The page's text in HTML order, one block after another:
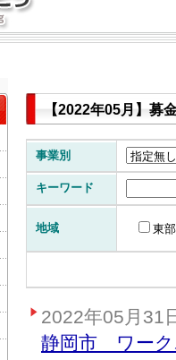
【2022年05月】募
事業別
キーワード
地域 東部
2022年05月31
静岡市 ワーク